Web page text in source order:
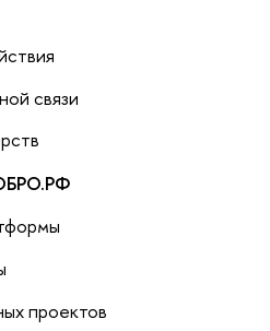
связи
проектов